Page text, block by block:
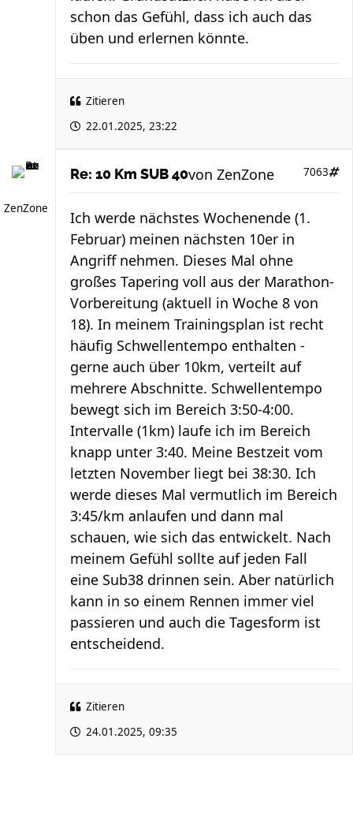
schon das Gefühl, dass ich auch das
üben und erlernen könnte.
Zitieren
22.01.2025, 23:22
ZenZone
Re: 10 Km SUB 40 7063
von ZenZone
Ich werde nächstes Wochenende (1.
Februar) meinen nächsten 10er in
Angriff nehmen. Dieses Mal ohne
großes Tapering voll aus der Marathon-
Vorbereitung (aktuell in Woche 8 von
18). In meinem Trainingsplan ist recht
häufig Schwellentempo enthalten -
gerne auch über 10km, verteilt auf
mehrere Abschnitte. Schwellentempo
bewegt sich im Bereich 3:50-4:00.
Intervalle (1km) laufe ich im Bereich
knapp unter 3:40. Meine Bestzeit vom
letzten November liegt bei 38:30. Ich
werde dieses Mal vermutlich im Bereich
3:45/km anlaufen und dann mal
schauen, wie sich das entwickelt. Nach
meinem Gefühl sollte auf jeden Fall
eine Sub38 drinnen sein. Aber natürlich
kann in so einem Rennen immer viel
passieren und auch die Tagesform ist
entscheidend.
Zitieren
24.01.2025, 09:35